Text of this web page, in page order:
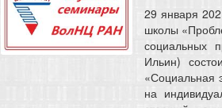
29 января
школы
социальных
Ильин)
«Социальная
на